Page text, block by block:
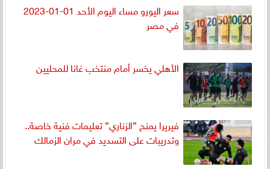
سعر اليورو مساء اليوم الأحد 01-01-2023
في مصر
الأهلي يخسر أمام منتخب غانا للمحليين
فيريرا يمنح ”الزناري” تعليمات فنية خاصة..
وتدريبات على التسديد في مران الزمالك